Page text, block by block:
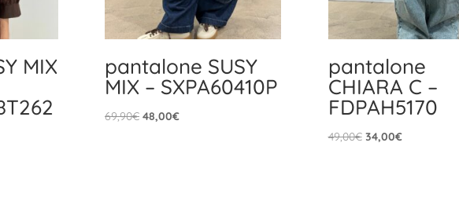
MIX pantalone SUSY
MIX – SXPA60410P
69,90€ Il
48,00€Il
pantalone
CHIARA C –
FDPAH5170
49,00€ Il
34,00€Il